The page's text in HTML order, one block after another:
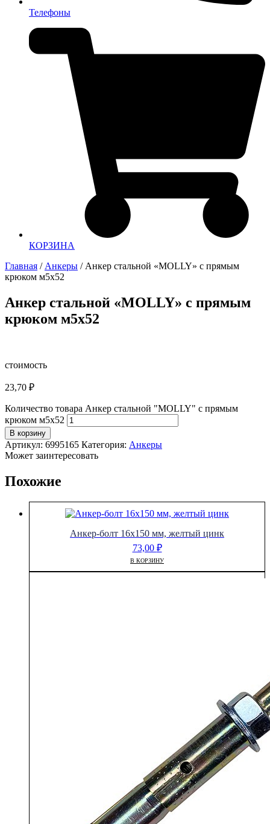
Телефоны
КОРЗИНА
Главная / Анкеры / Анкер стальной «MOLLY» с прямым
крюком м5х52
Анкер стальной «MOLLY» с прямым
крюком м5х52
стоимость
23,70 ₽
Количество товара Анкер стальной "MOLLY" с прямым
крюком м5х52
В корзину
Артикул: 6995165 Категория: Анкеры
Может заинтересовать
Похожие
Анкер-болт 16х150 мм, желтый цинк
73,00 ₽
В КОРЗИНУ